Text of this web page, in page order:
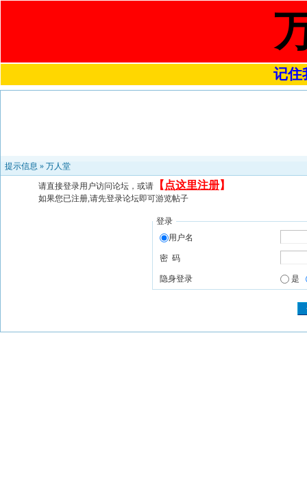
记住
提示信息 » 万人堂
请直接登录用户访问论坛，或请 【 点这里注册】
如果您已注册,请先登录论坛即可游览帖子
登录
用户名
密 码
隐身登录 是